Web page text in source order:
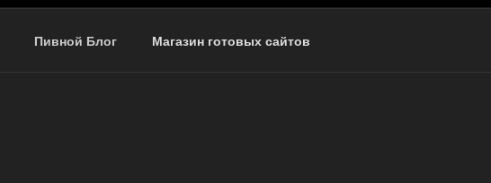
Пивной Блог Магазин готовых сайтов